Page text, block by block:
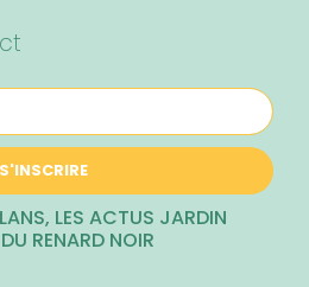
S'INSCRIRE
LES ACTUS JARDIN
RENARD NOIR